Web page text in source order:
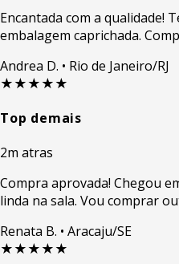
Encantada com a qualidade!
embalagem caprichada.
Andrea D. • Rio de Janeiro/RJ
★★★★★
Top demais
2m atras
Compra aprovada! Chegou
linda na sala. Vou comprar
Renata B. • Aracaju/SE
★★★★★